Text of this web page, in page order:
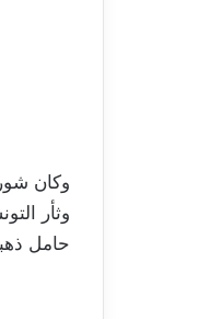
وكان شورت فاز بلقب 400 م سباحة
حامل ذهبية سباق